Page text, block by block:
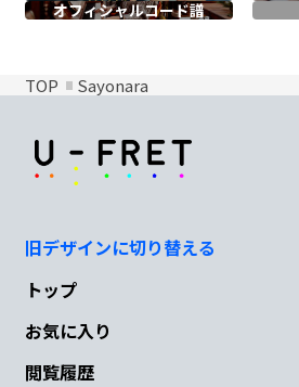
オフィシャルコード譜
TOP Sayonara
旧デザインに切り替える
トップ
お気に入り
閲覧履歴